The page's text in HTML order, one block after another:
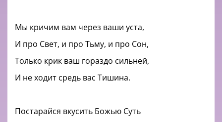
Мы кричим вам через ваши уста,
И про Свет, и про Тьму, и про Сон,
Только крик ваш гораздо сильней,
И не ходит средь вас Тишина.
Постарайся вкусить Божью Суть